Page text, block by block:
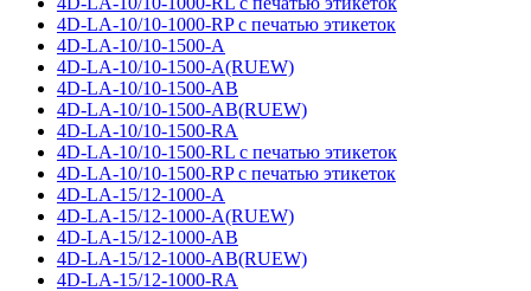
4D-LA-10/10-1000-RP с печатью этикеток
4D-LA-10/10-1500-A
4D-LA-10/10-1500-A(RUEW)
4D-LA-10/10-1500-AB
4D-LA-10/10-1500-AB(RUEW)
4D-LA-10/10-1500-RA
4D-LA-10/10-1500-RL с печатью этикеток
4D-LA-10/10-1500-RP с печатью этикеток
4D-LA-15/12-1000-A
4D-LA-15/12-1000-A(RUEW)
4D-LA-15/12-1000-AB
4D-LA-15/12-1000-AB(RUEW)
4D-LA-15/12-1000-RA